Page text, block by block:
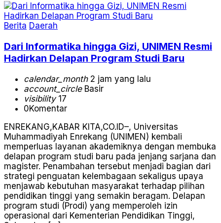
Berita Daerah
Dari Informatika hingga Gizi, UNIMEN Resmi
Hadirkan Delapan Program Studi Baru
calendar_month2 jam yang lalu
account_circleBasir
visibility17
0Komentar
ENREKANG,KABAR KITA,CO.ID–, Universitas
Muhammadiyah Enrekang (UNIMEN) kembali
memperluas layanan akademiknya dengan membuka
delapan program studi baru pada jenjang sarjana dan
magister. Penambahan tersebut menjadi bagian dari
strategi penguatan kelembagaan sekaligus upaya
menjawab kebutuhan masyarakat terhadap pilihan
pendidikan tinggi yang semakin beragam. Delapan
program studi (Prodi) yang memperoleh izin
operasional dari Kementerian Pendidikan Tinggi,